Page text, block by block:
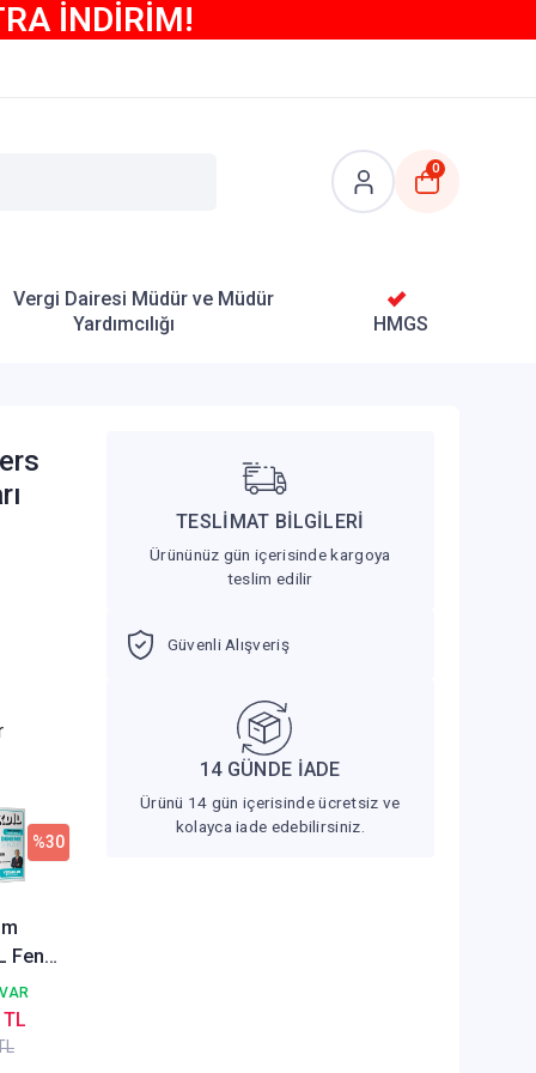
İNDİRİM!
0
Vergi Dairesi Müdür ve Müdür
Yardımcılığı
HMGS
Fen
5
-
%30
TESLİMAT BİLGİLERİ
Ürününüz gün içerisinde kargoya
teslim edilir
Güvenli Alışveriş
14 GÜNDE İADE
Ürünü 14 gün içerisinde ücretsiz ve
kolayca iade edebilirsiniz.